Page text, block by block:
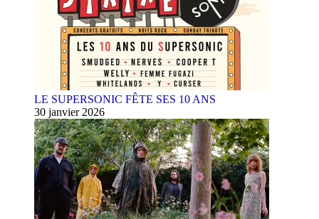
LE SUPERSONIC FÊTE SES 10 ANS
30 janvier 2026